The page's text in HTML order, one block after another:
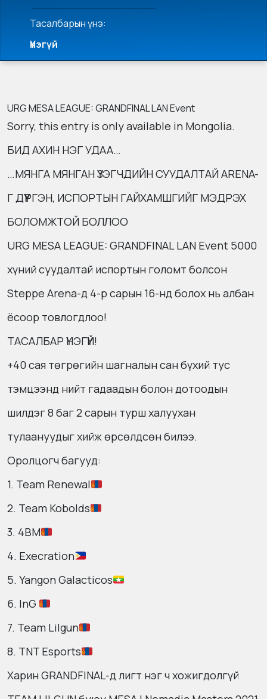
Тасалбарын үнэ:
Үнэгүй
URG MESA LEAGUE: GRANDFINAL LAN Event
Sorry, this entry is only available in Mongolia.
БИД АХИН НЭГ УДАА…
…МЯНГА МЯНГАН ҮЗЭГЧДИЙН СУУДАЛТАЙ ARENA-
Г ДҮҮРГЭН, ИСПОРТЫН ГАЙХАМШГИЙГ МЭДРЭХ
БОЛОМЖТОЙ БОЛЛОО
URG MESA LEAGUE: GRANDFINAL LAN Event 5000
хүний суудалтай испортын голомт болсон
Steppe Arena-д 4-р сарын 16-нд болох нь албан
ёсоор товлогдлоо!
ТАСАЛБАР ҮНЭГҮЙ!
+40 сая төгрөгийн шагналын сан бүхий тус
тэмцээнд нийт гадаадын болон дотоодын
шилдэг 8 баг 2 сарын турш халуухан
тулаануудыг хийж өрсөлдсөн билээ.
Оролцогч багууд:
1. Team Renewal
2. Team Kobolds
3. 4BM
4. Execration
5. Yangon Galacticos
6. InG
7. Team Lilgun
8. TNT Esports
Харин GRANDFINAL-д лигт нэг ч хожигдолгүй